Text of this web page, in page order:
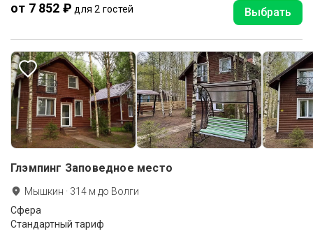
от 7 852 ₽ для 2 гостей Выбрать
Глэмпинг Заповедное место
Мышкин · 314 м до Волги
Сфера
Стандартный тариф